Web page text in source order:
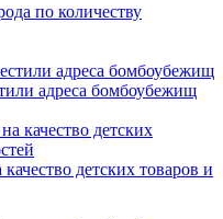
по количеству
адреса бомбоубежищ
детских товаров и